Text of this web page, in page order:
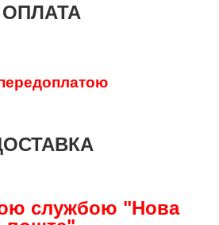
ОПЛАТА
службою "Нова